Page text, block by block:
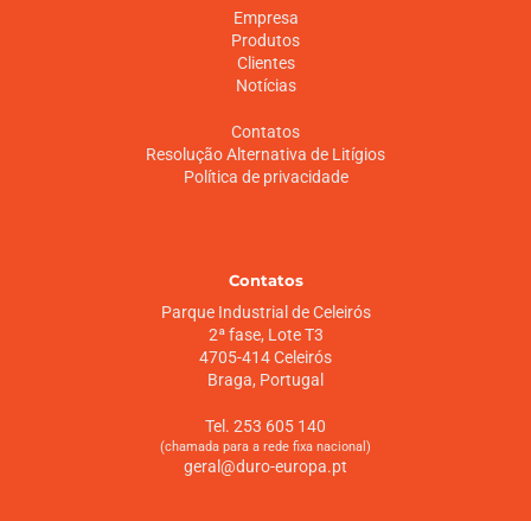
Empresa
Produtos
Clientes
Notícias
Contatos
Resolução Alternativa de Litígios
Política de privacidade
Contatos
Parque Industrial de Celeirós
2ª fase, Lote T3
4705-414 Celeirós
Braga, Portugal
Tel. 253 605 140
(chamada para a rede fixa nacional)
geral@duro-europa.pt